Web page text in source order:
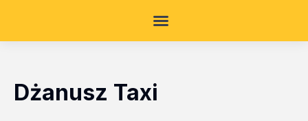
Dżanusz Taxi